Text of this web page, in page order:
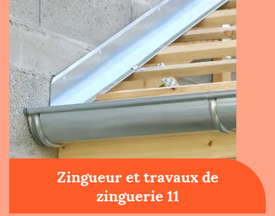
Zingueur et travaux de
zinguerie 11